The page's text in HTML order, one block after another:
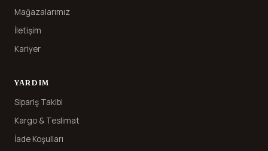
Mağazalarımız
İletişim
Kariyer
YARDIM
Sipariş Takibi
Kargo & Teslimat
İade Koşulları